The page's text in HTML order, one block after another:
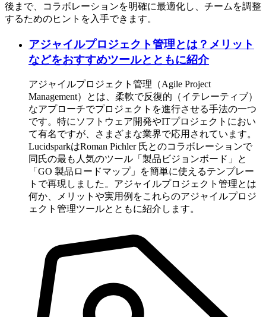
後まで、コラボレーションを明確に最適化し、チームを調整
するためのヒントを入手できます。
アジャイルプロジェクト管理とは？メリット
などをおすすめツールとともに紹介
アジャイルプロジェクト管理（Agile Project
Management）とは、柔軟で反復的（イテレーティブ）
なアプローチでプロジェクトを進行させる手法の一つ
です。特にソフトウェア開発やITプロジェクトにおい
て有名ですが、さまざまな業界で応用されています。
LucidsparkはRoman Pichler 氏とのコラボレーションで
同氏の最も人気のツール「製品ビジョンボード」と
「GO 製品ロードマップ」を簡単に使えるテンプレー
トで再現しました。アジャイルプロジェクト管理とは
何か、メリットや実用例をこれらのアジャイルプロジ
ェクト管理ツールとともに紹介します。